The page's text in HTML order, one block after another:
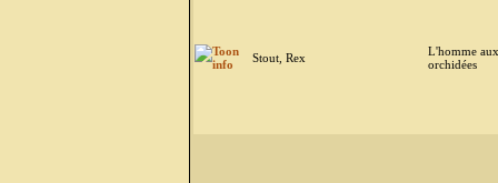
Stout, Rex
L'homme aux
orchidées